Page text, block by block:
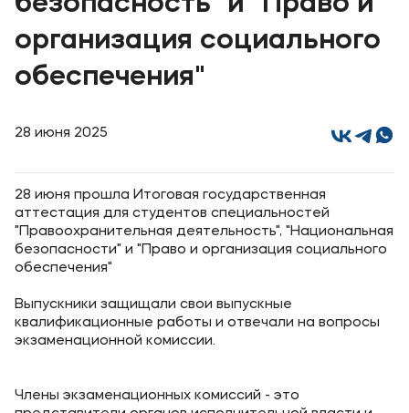
Выпускникам
Карьера
Институт дополнительного образования
Уровни образования
Высшее образование
Дополнительное образование
Медиа
Объявления
Новости ВУЗа
Контакты
организация социального
обеспечения"
28 июня 2025
28 июня прошла Итоговая государственная
аттестация для студентов специальностей
"Правоохранительная деятельность", "Национальная
безопасности" и "Право и организация социального
обеспечения"
Выпускники защищали свои выпускные
квалификационные работы и отвечали на вопросы
экзаменационной комиссии.
Члены экзаменационных комиссий - это